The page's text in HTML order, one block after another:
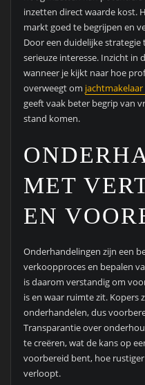
inzetten direct waarde kost.
markt goed te begrijpen en
Door een duidelijke
serieuze interesse. Inzicht in
wanneer je kijkt naar hoe
overweegt om
geeft vaak beter begrip van
stand komen.
MET
EN
Onderhandelingen zijn een
verkoopproces en bepalen
is daarom verstandig om
is en waar ruimte zit. Kopers
onderhandelen, dus
Transparantie over
te creëren, wat de kans op
voorbereid bent, hoe
verloopt.